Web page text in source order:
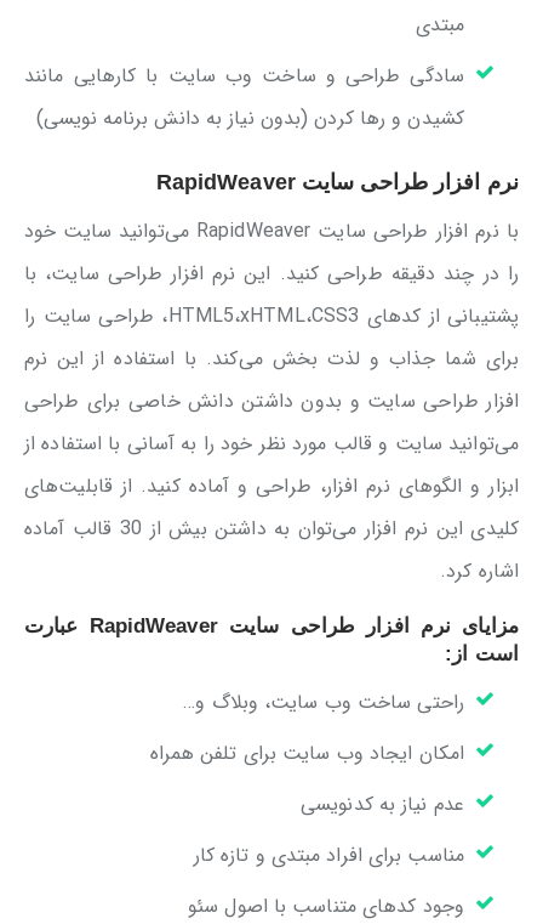
مبتدی
سادگی طراحی و ساخت وب سایت با کارهایی مانند
کشیدن و رها کردن (بدون نیاز به دانش برنامه نویسی)
نرم افزار طراحی سایت RapidWeaver
با نرم افزار طراحی سایت RapidWeaver می‌توانید سایت خود
را در چند دقیقه طراحی کنید. این نرم افزار طراحی سایت، با
پشتیبانی از کدهای HTML5،xHTML،CSS3، طراحی سایت را
برای شما جذاب و لذت بخش می‌کند. با استفاده از این نرم
افزار طراحی سایت و بدون داشتن دانش خاصی برای طراحی
می‌توانید سایت و قالب مورد نظر خود را به آسانی با استفاده از
ابزار و الگو‌های نرم افزار، طراحی و آماده کنید. از قابلیت‌های
کلیدی این نرم افزار می‌توان به داشتن بیش از 30 قالب آماده
اشاره کرد.
مزایای نرم افزار طراحی سایت RapidWeaver عبارت
است از:
راحتی ساخت وب سایت، وبلاگ و…
امکان ایجاد وب سایت برای تلفن همراه
عدم نیاز به کدنویسی
مناسب برای افراد مبتدی و تازه کار
وجود کدهای متناسب با اصول سئو